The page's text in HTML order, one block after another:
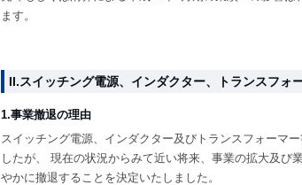
ます。
II.スイッチング電源、インダクター、トランスフォ
1.事業撤退の理由
スイッチング電源、インダクター及びトランスフォーマ
したが、 現在の状況からみて近い将来、事業の拡大及び
やかに撤退することを決定いたしました。